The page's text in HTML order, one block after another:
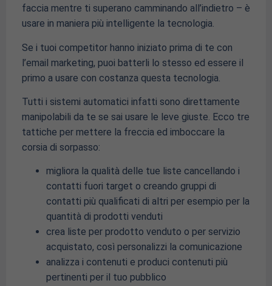
faccia mentre ti superano camminando all’indietro – è
usare in maniera più intelligente la tecnologia.
Se i tuoi competitor hanno iniziato prima di te con
l’email marketing, puoi batterli lo stesso ed essere il
primo a usare con costanza questa tecnologia.
Tutti i sistemi automatici infatti sono direttamente
manipolabili da te se sai usare le leve giuste. Ecco tre
tattiche per mettere la freccia ed imboccare la
corsia di sorpasso:
migliora la qualità delle tue liste cancellando i
contatti fuori target o creando gruppi di
contatti più qualificati di altri per esempio per la
quantità di prodotti venduti
crea liste per prodotto venduto o per servizio
acquistato, così personalizzi la comunicazione
analizza i contenuti e produci contenuti più
pertinenti per il tuo pubblico